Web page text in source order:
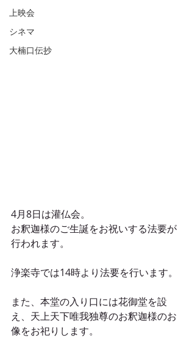
上映会
シネマ
大楠口伝抄
4月8日は灌仏会。
お釈迦様のご生誕をお祝いする法要が
行われます。
浄楽寺では14時より法要を行います。
また、本堂の入り口には花御堂を設
え、天上天下唯我独尊のお釈迦様のお
像をお祀りします。